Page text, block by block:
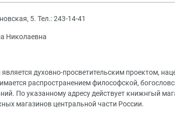
5. Тел.: 243-14-41
Николаевна
является духовно-просветительским проектом,
распространением философской,
По указанному адресу действует книжнгый
магазинов центральной части России.